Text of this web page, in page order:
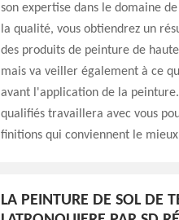
son expertise dans le domaine
la qualité, vous obtiendrez un
des produits de peinture de
mais va veiller également à ce
avant l'application de la
qualifiés travaillera avec vous
finitions qui conviennent le
LA PEINTURE DE SOL DE